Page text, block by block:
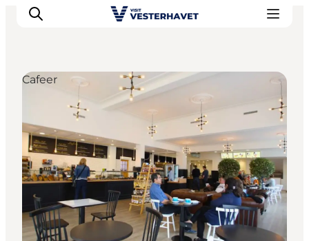
Det sker
Oplevelser
Vores Byer
Mad & Overnatning
Køb billet
Planlæg din ferie
Cafeer